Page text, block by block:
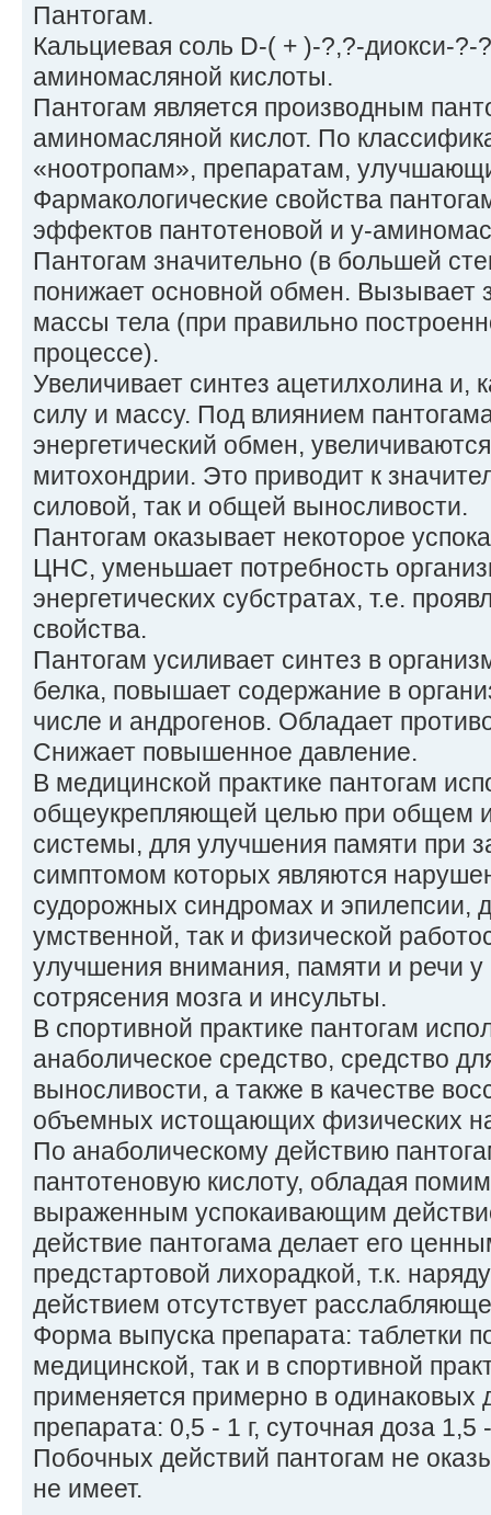
Пантогам.
Кальциевая соль D-( + )-?,?-диокси-
аминомасляной кислоты.
Пантогам является производным
аминомасляной кислот. По
«ноотропам», препаратам,
Фармакологические свойства
эффектов пантотеновой и у-
Пантогам значительно (в большей
понижает основной обмен. Вызывает
массы тела (при правильно
процессе).
Увеличивает синтез ацетилхолина и,
силу и массу. Под влиянием
энергетический обмен,
митохондрии. Это приводит к
силовой, так и общей выносливости.
Пантогам оказывает некоторое
ЦНС, уменьшает потребность
энергетических субстратах, т.е.
свойства.
Пантогам усиливает синтез в
белка, повышает содержание в
числе и андрогенов. Обладает
Снижает повышенное давление.
В медицинской практике пантогам
общеукрепляющей целью при общем
системы, для улучшения памяти при
симптомом которых являются
судорожных синдромах и эпилепсии,
умственной, так и физической
улучшения внимания, памяти и речи
сотрясения мозга и инсульты.
В спортивной практике пантогам
анаболическое средство, средство
выносливости, а также в качестве
объемных истощающих физических
По анаболическому действию
пантотеновую кислоту, обладая
выраженным успокаивающим
действие пантогама делает его
предстартовой лихорадкой, т.к.
действием отсутствует
Форма выпуска препарата: таблетки
медицинской, так и в спортивной
применяется примерно в одинаковых
препарата: 0,5 - 1 г, суточная доза 1,5
Побочных действий пантогам не
не имеет.